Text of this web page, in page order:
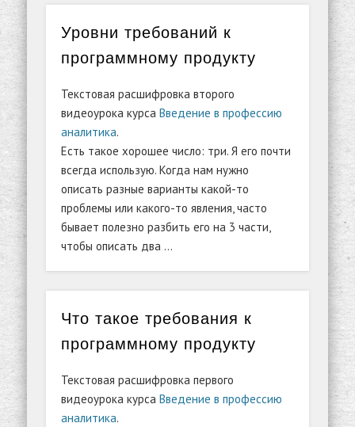
Уровни требований к
программному продукту
Текстовая расшифровка второго
видеоурока курсаВведение в профессию
аналитика.
Есть такое хорошее число: три. Я его почти
всегда использую. Когда нам нужно
описать разные варианты какой-то
проблемы или какого-то явления, часто
бывает полезно разбить его на 3 части,
чтобы описать два …
Что такое требования к
программному продукту
Текстовая расшифровка первого
видеоурока курсаВведение в профессию
аналитика.